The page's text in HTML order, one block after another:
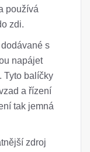
používá
zdi.
s
napájet
Tyto balíčky
a řízení
tak jemná
zdroj